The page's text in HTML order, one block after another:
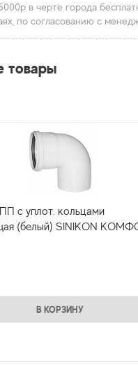
в черте города
по согласованию с
товары
с уплот. кольцами
(белый) SINIKON
В КОРЗИНУ